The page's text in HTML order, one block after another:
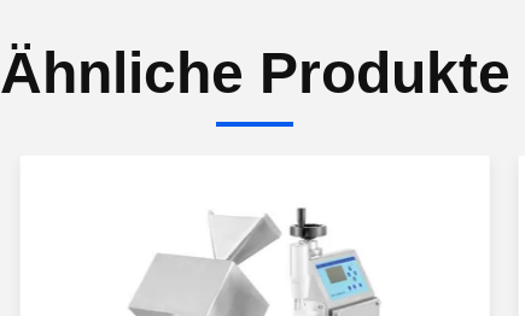
Ähnliche Produkte